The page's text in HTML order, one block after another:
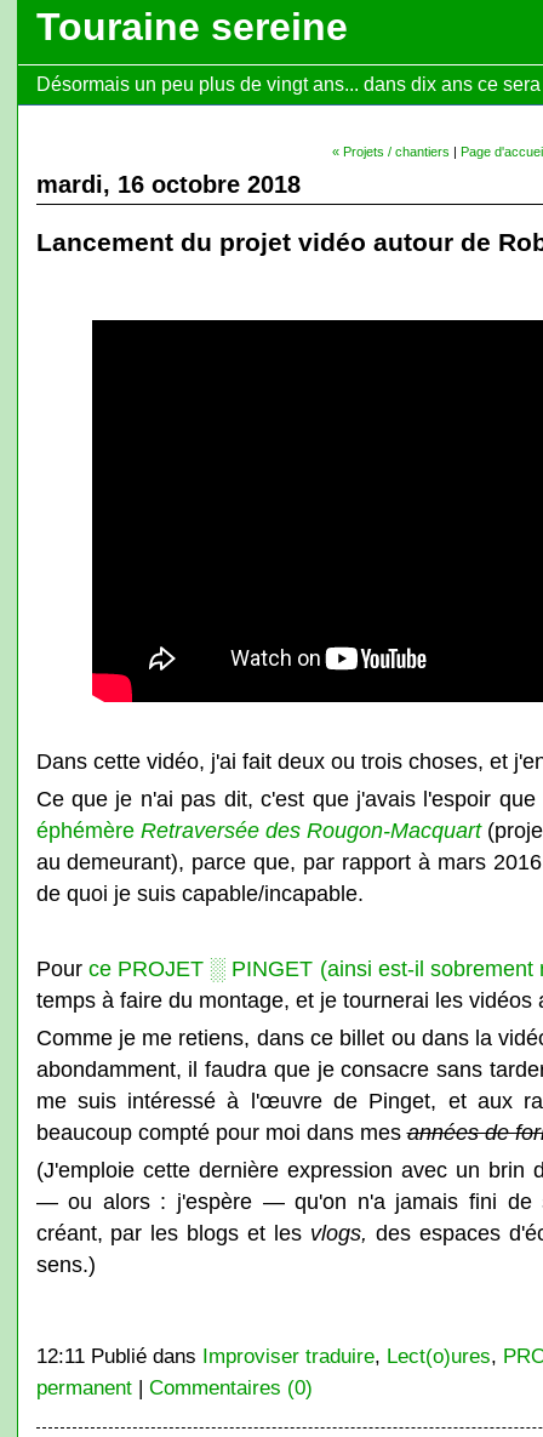
Touraine sereine
Désormais un peu plus de vingt ans... dans dix ans ce
« Projets / chantiers | Page
mardi, 16 octobre 2018
Lancement du projet vidéo autour de
Dans cette vidéo, j'ai fait deux ou trois choses, et
Ce que je n'ai pas dit, c'est que j'avais l'espoir
éphémère Retraversée des Rougon-Macquart
au demeurant), parce que, par rapport à mars
de quoi je suis capable/incapable.
Pour ce PROJET ░ PINGET (ainsi est-il sobrement
temps à faire du montage, et je tournerai les vidéos
Comme je me retiens, dans ce billet ou dans la
abondamment, il faudra que je consacre sans
me suis intéressé à l'œuvre de Pinget, et aux
beaucoup compté pour moi dans mesannées de
(J'emploie cette dernière expression avec un brin
— ou alors : j'espère — qu'on n'a jamais fini de
créant, par les blogs et les vlogs, des espaces
sens.)
12:11 Publié dans Improviser traduire, Lect(o)ures,
permanent| Commentaires (0)